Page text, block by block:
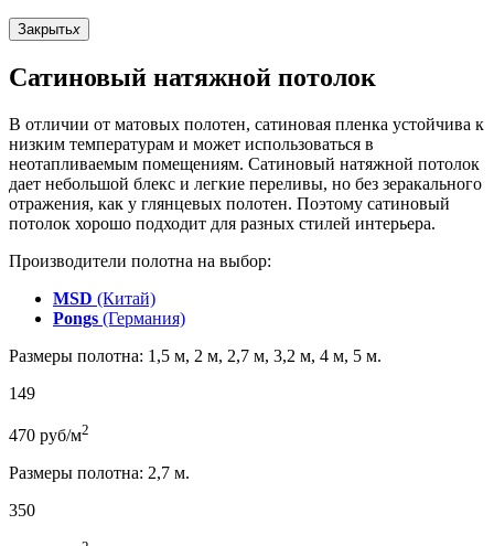
Закрытьx
Сатиновый натяжной потолок
В отличии от матовых полотен, сатиновая пленка устойчива к
низким температурам и может использоваться в
неотапливаемым помещениям. Сатиновый натяжной потолок
дает небольшой блекс и легкие переливы, но без зеракального
отражения, как у глянцевых полотен. Поэтому сатиновый
потолок хорошо подходит для разных стилей интерьера.
Производители полотна на выбор:
MSD (Китай)
Pongs (Германия)
Размеры полотна: 1,5 м, 2 м, 2,7 м, 3,2 м, 4 м, 5 м.
149
470 руб/м2
Размеры полотна: 2,7 м.
350